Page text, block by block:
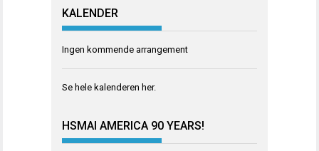
KALENDER
Ingen kommende arrangement
Se hele kalenderen her.
HSMAI AMERICA 90 YEARS!